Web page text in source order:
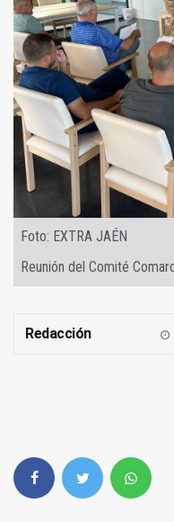
Foto: EXTRA JAÉN
Reunión del Comité
Redacción